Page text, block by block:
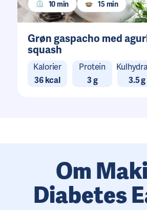
10 min 15 min
Grøn gaspacho med
squash
Kalorier
36 kcal
Protein
3 g
3.5 g
Om
Diabetes